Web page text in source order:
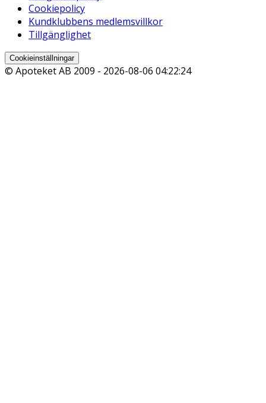
Cookiepolicy
Kundklubbens medlemsvillkor
Tillgänglighet
Cookieinställningar
© Apoteket AB 2009 - 2026-08-06 04:22:24